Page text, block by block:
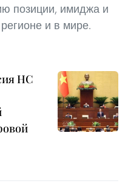
позиции, имиджа и
и в мире.
НС